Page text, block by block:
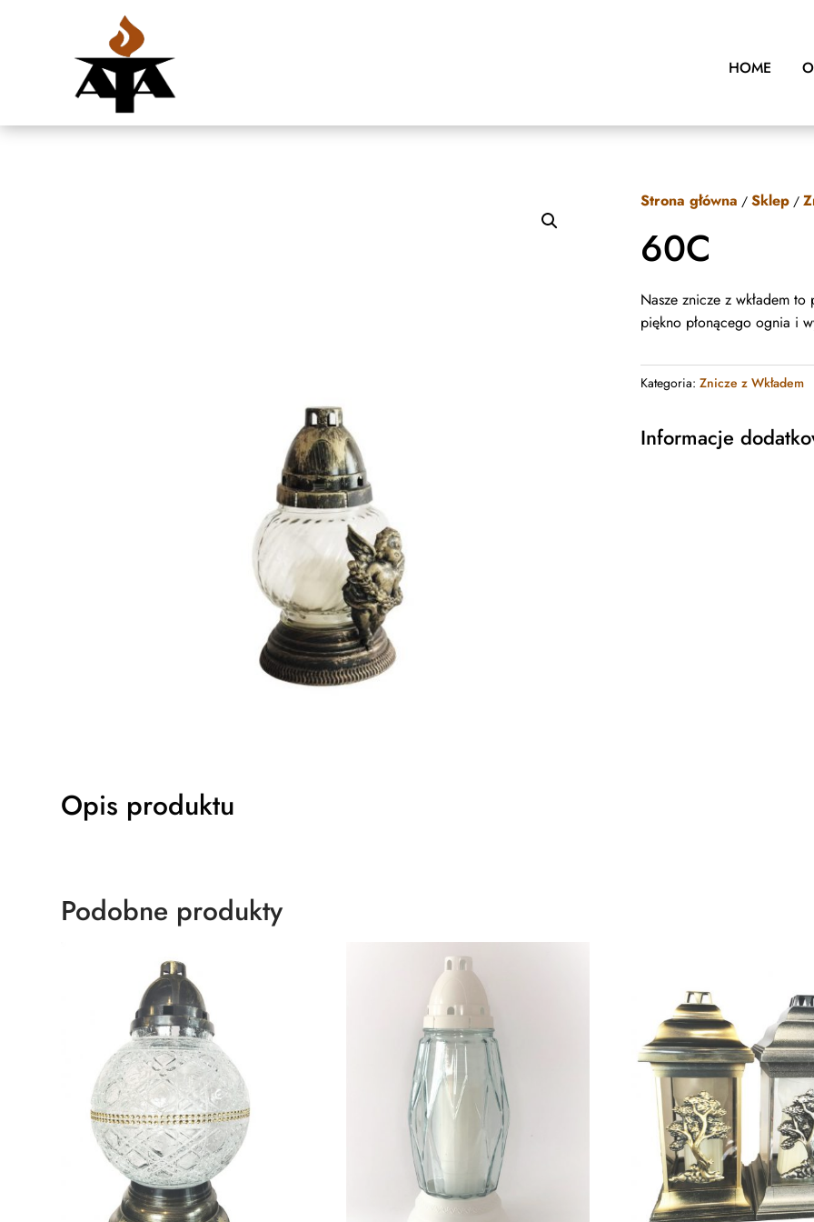
HOME
Strona główna /Sklep /
60C
Nasze znicze z wkładem
piękno płonącego ognia i
Kategoria:Znicze z Wkładem
Informacje
Opis produktu
Podobne produkty